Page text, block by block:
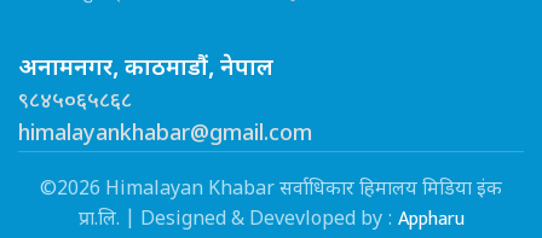
अनामनगर, काठमाडौं, नेपाल
९८४५०६५८६८
himalayankhabar@gmail.com
©2026 Himalayan Khabar सर्वाधिकार हिमालय मिडिया इंक
प्रा.लि. | Designed & Devevloped by : Appharu